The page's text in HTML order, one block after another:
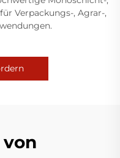
Verpackungs-, Agrar-,